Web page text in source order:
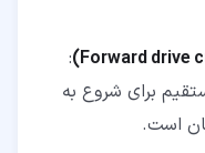
:
برای شروع به
است.